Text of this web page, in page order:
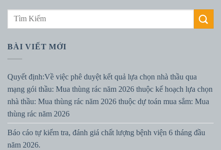
BÀI VIẾT MỚI
Quyết định:Về việc phê duyệt kết quả lựa chọn nhà thầu qua
mạng gói thầu: Mua thùng rác năm 2026 thuộc kế hoạch lựa chọn
nhà thầu: Mua thùng rác năm 2026 thuộc dự toán mua sắm: Mua
thùng rác năm 2026
Báo cáo tự kiểm tra, đánh giá chất lượng bệnh viện 6 tháng đầu
năm 2026.